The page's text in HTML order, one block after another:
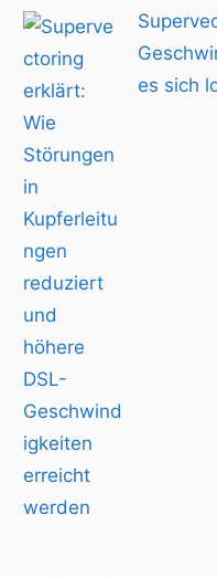
es sich